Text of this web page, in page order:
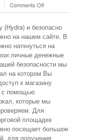
Comments Offon
Гидра
|
Hydra
ссылка
–
гидра
официальный
сайт
(Hydra) и безопасно
на нашем сайте. В
наткнуться на
личные денежные
безопасности мы
на котором Вы
к магазину
с помощью
которые мы
Для
площадке
посещает большое
для получения